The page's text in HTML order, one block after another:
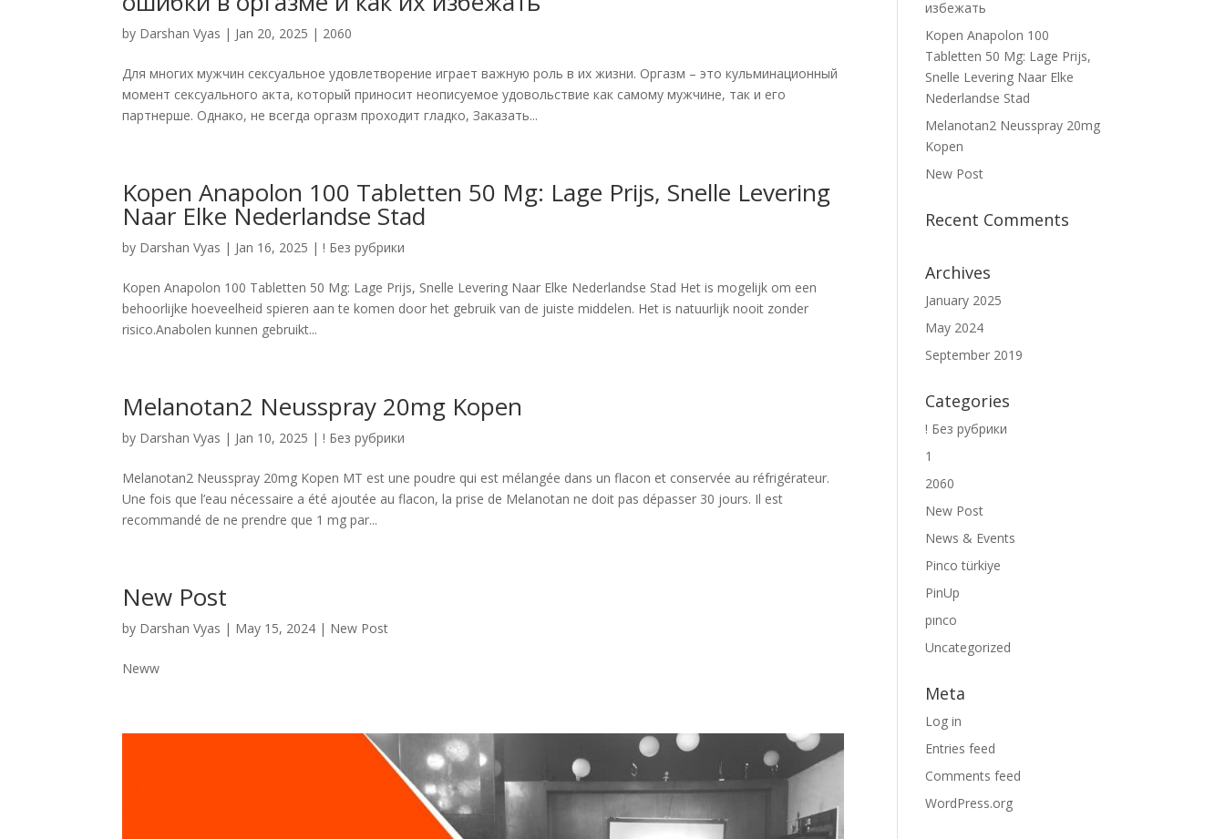
by Darshan Vyas | Jan 20, 2025 | 2060
Для многих мужчин сексуальное удовлетворение играет важную роль в их жизни. Оргазм – это кульминационный
момент сексуального акта, который приносит неописуемое удовольствие как самому мужчине, так и его
партнерше. Однако, не всегда оргазм проходит гладко, Заказать...
Kopen Anapolon 100 Tabletten 50 Mg: Lage Prijs, Snelle Levering
Naar Elke Nederlandse Stad
by Darshan Vyas | Jan 16, 2025 |! Без рубрики
Kopen Anapolon 100 Tabletten 50 Mg: Lage Prijs, Snelle Levering Naar Elke Nederlandse Stad Het is mogelijk om een
behoorlijke hoeveelheid spieren aan te komen door het gebruik van de juiste middelen. Het is natuurlijk nooit zonder
risico.Anabolen kunnen gebruikt...
Melanotan2 Neusspray 20mg Kopen
by Darshan Vyas | Jan 10, 2025 |! Без рубрики
Melanotan2 Neusspray 20mg Kopen MT est une poudre qui est mélangée dans un flacon et conservée au réfrigérateur.
Une fois que l’eau nécessaire a été ajoutée au flacon, la prise de Melanotan ne doit pas dépasser 30 jours. Il est
recommandé de ne prendre que 1 mg par...
New Post
by Darshan Vyas | May 15, 2024 | New Post
Neww
избежать
Kopen Anapolon 100
Tabletten 50 Mg: Lage Prijs,
Snelle Levering Naar Elke
Nederlandse Stad
Melanotan2 Neusspray 20mg
Kopen
New Post
Recent Comments
Archives
January 2025
May 2024
September 2019
Categories
! Без рубрики
1
2060
New Post
News & Events
Pinco türkiye
PinUp
pınco
Uncategorized
Meta
Log in
Entries feed
Comments feed
WordPress.org